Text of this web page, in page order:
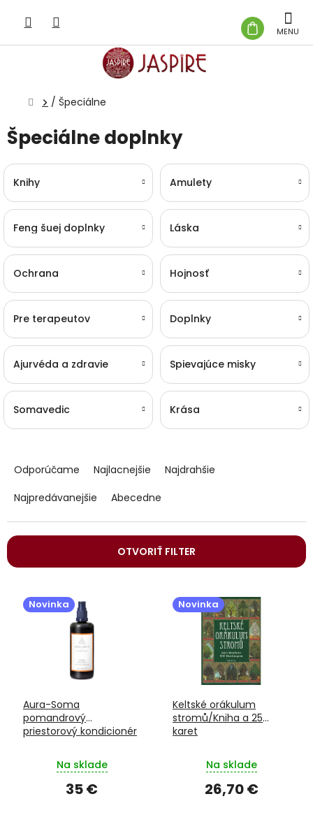
obsah
KOŠÍK
Domov
/ Špeciálne
Špeciálne doplnky
Knihy Amulety
Feng šuej doplnky Láska
Ochrana Hojnosť
Pre terapeutov Doplnky
Ajurvéda a zdravie Spievajúce misky
Somavedic Krása
a
e
e
p
Odporúčame Najlacnejšie
Najdrahšie
Najpredávanejšie
Abecedne
OTVORIŤ FILTER
Novinka
Aura-Soma
pomandrový
priestorový kondicionér
Na sklade
35 €
Novinka
Keltské orákulum
stromů/Kniha a 25
karet
Na sklade
26,70 €